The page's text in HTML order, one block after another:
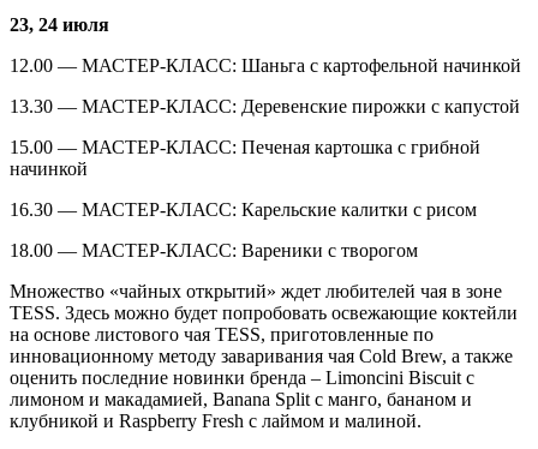
23, 24 июля
12.00 — МАСТЕР-КЛАСС: Шаньга с картофельной начинкой
13.30 — МАСТЕР-КЛАСС: Деревенские пирожки с капустой
15.00 — МАСТЕР-КЛАСС: Печеная картошка с грибной
начинкой
16.30 — МАСТЕР-КЛАСС: Карельские калитки с рисом
18.00 — МАСТЕР-КЛАСС: Вареники с творогом
Множество «чайных открытий» ждет любителей чая в зоне
TESS. Здесь можно будет попробовать освежающие коктейли
на основе листового чая TESS, приготовленные по
инновационному методу заваривания чая Cold Brew, а также
оценить последние новинки бренда – Limoncini Biscuit с
лимоном и макадамией, Banana Split с манго, бананом и
клубникой и Raspberry Fresh с лаймом и малиной.